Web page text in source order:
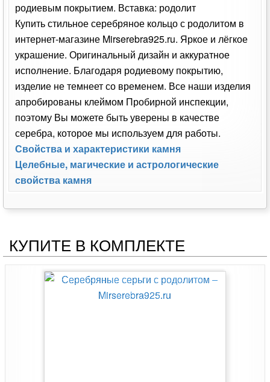
родиевым покрытием. Вставка: родолит
Купить стильное серебряное кольцо с родолитом в
интернет-магазине Mirserebra925.ru. Яркое и лёгкое
украшение. Оригинальный дизайн и аккуратное
исполнение. Благодаря родиевому покрытию,
изделие не темнеет со временем. Все наши изделия
апробированы клеймом Пробирной инспекции,
поэтому Вы можете быть уверены в качестве
серебра, которое мы используем для работы.
Свойства и характеристики камня
Целебные, магические и астрологические
свойства камня
КУПИТЕ В КОМПЛЕКТЕ